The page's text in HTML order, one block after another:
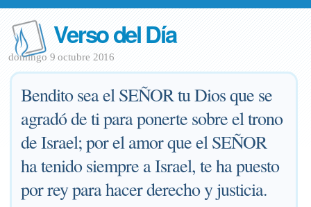
Verso del Día
domingo 9 octubre 2016
Bendito sea el SEÑOR tu Dios que se
agradó de ti para ponerte sobre el trono
de Israel; por el amor que el SEÑOR
ha tenido siempre a Israel, te ha puesto
por rey para hacer derecho y justicia.